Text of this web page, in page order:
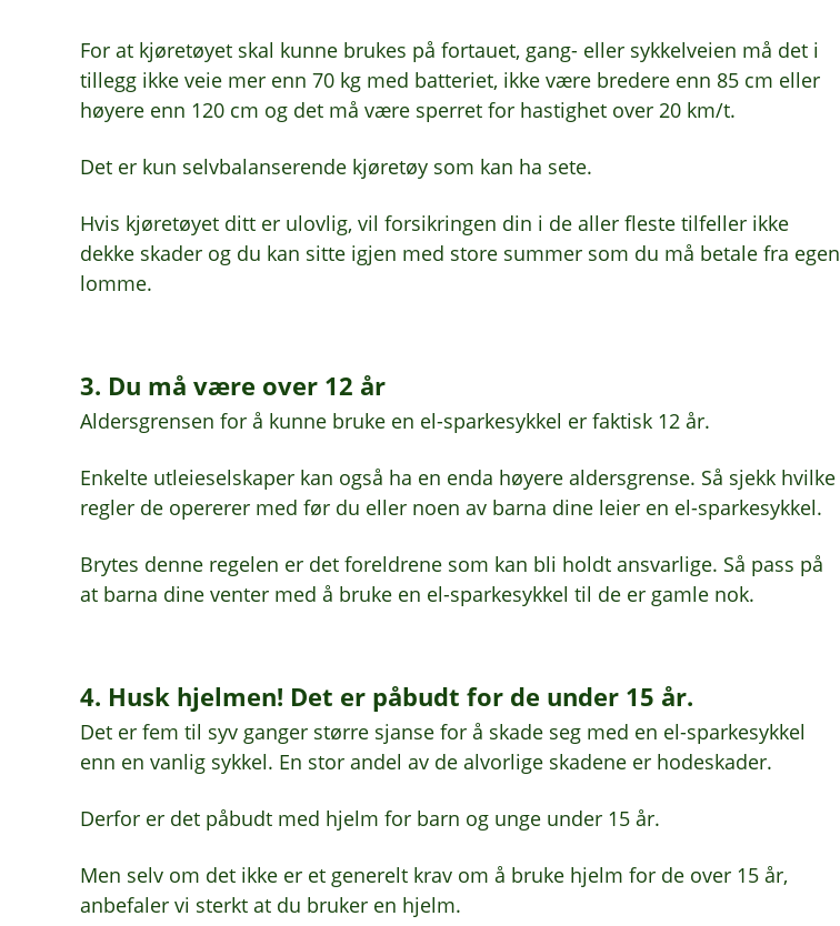
For at kjøretøyet skal kunne brukes på fortauet, gang- eller sykkelveien må det i
tillegg ikke veie mer enn 70 kg med batteriet, ikke være bredere enn 85 cm eller
høyere enn 120 cm og det må være sperret for hastighet over 20 km/t.
Det er kun selvbalanserende kjøretøy som kan ha sete.
Hvis kjøretøyet ditt er ulovlig, vil forsikringen din i de aller fleste tilfeller ikke
dekke skader og du kan sitte igjen med store summer som du må betale fra egen
lomme.
3. Du må være over 12 år
Aldersgrensen for å kunne bruke en el-sparkesykkel er faktisk 12 år.
Enkelte utleieselskaper kan også ha en enda høyere aldersgrense. Så sjekk hvilke
regler de opererer med før du eller noen av barna dine leier en el-sparkesykkel.
Brytes denne regelen er det foreldrene som kan bli holdt ansvarlige. Så pass på
at barna dine venter med å bruke en el-sparkesykkel til de er gamle nok.
4. Husk hjelmen! Det er påbudt for de under 15 år.
Det er fem til syv ganger større sjanse for å skade seg med en el-sparkesykkel
enn en vanlig sykkel. En stor andel av de alvorlige skadene er hodeskader.
Derfor er det påbudt med hjelm for barn og unge under 15 år.
Men selv om det ikke er et generelt krav om å bruke hjelm for de over 15 år,
anbefaler vi sterkt at du bruker en hjelm.